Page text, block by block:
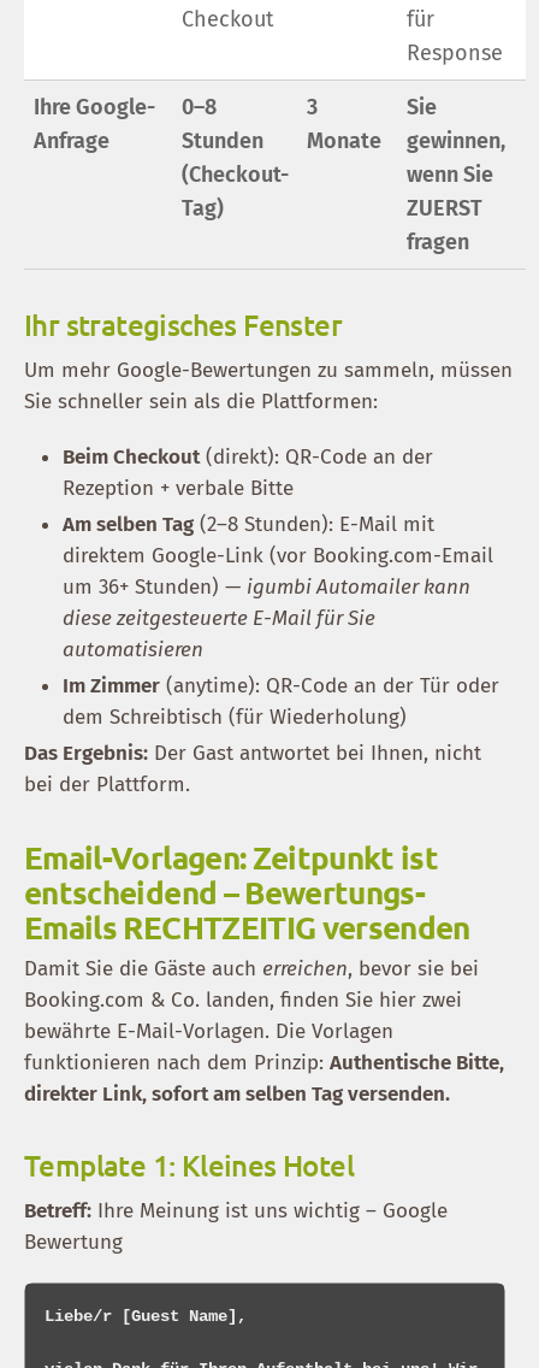
Checkout
für
Response
Ihre Google-
Anfrage
0–8
Stunden
(Checkout-
Tag)
3
Monate
Sie
gewinnen,
wenn Sie
ZUERST
fragen
Ihr strategisches Fenster
Um mehr Google-Bewertungen zu sammeln, müssen
Sie schneller sein als die Plattformen:
Beim Checkout(direkt): QR-Code an der
Rezeption + verbale Bitte
Am selben Tag (2–8 Stunden): E-Mail mit
direktem Google-Link (vor Booking.com-Email
um 36+ Stunden) — igumbi Automailer kann
diese zeitgesteuerte E-Mail für Sie
automatisieren
Im Zimmer (anytime): QR-Code an der Tür oder
dem Schreibtisch (für Wiederholung)
Das Ergebnis: Der Gast antwortet bei Ihnen, nicht
bei der Plattform.
Email-Vorlagen: Zeitpunkt ist
entscheidend – Bewertungs-
Emails RECHTZEITIG versenden
Damit Sie die Gäste auch erreichen, bevor sie bei
Booking.com & Co. landen, finden Sie hier zwei
bewährte E-Mail-Vorlagen. Die Vorlagen
funktionieren nach dem Prinzip: Authentische Bitte,
direkter Link, sofort am selben Tag versenden.
Template 1: Kleines Hotel
Betreff: Ihre Meinung ist uns wichtig – Google
Bewertung
Liebe/r [Guest Name],